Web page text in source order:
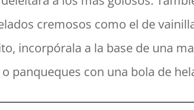
cremosos como el de
incorpórala a la base de una
panqueques con una bola de